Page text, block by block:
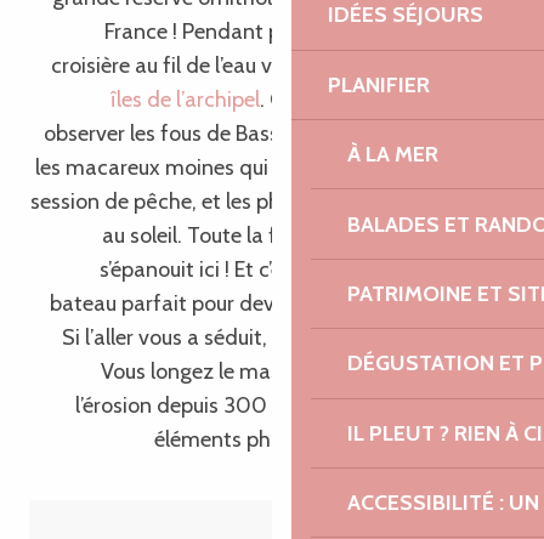
IDÉES SÉJOURS
PLANIFIER
À LA MER
BALADES ET
PATRIMOINE ET
DÉGUSTATION ET
IL PLEUT ? RIEN À
ACCESSIBILITÉ :
France ! Pendant près de deux heures, cette
croisière au fil de l’eau vous fait naviguer entre les
îles de l’archipel. Ouvrez l’œil : vous pourrez
observer les fous de Bassan nichés sur les falaises,
les macareux moines qui plongent à pic lors de leur
session de pêche, et les phoques gris qui paraissent
au soleil. Toute la faune marine de Bretagne
s’épanouit ici ! Et c’est d’ailleurs l’itinéraire en
bateau parfait pour devenir incollable à son sujet.
Si l’aller vous a séduit, attendez de voir le retour.
Vous longez le massif granitique sculpté par
l’érosion depuis 300 millions d’années, l’un des
éléments phares de notre destination.